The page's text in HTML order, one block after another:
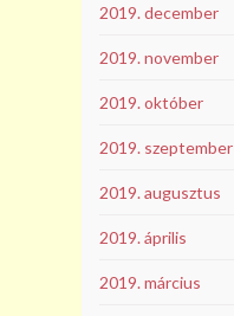
2019. december
2019. november
2019. október
2019. szeptember
2019. augusztus
2019. április
2019. március